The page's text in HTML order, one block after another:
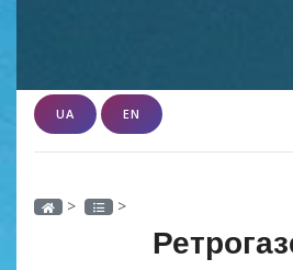
UA EN
> >